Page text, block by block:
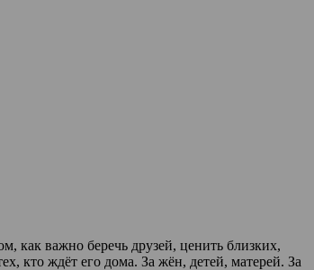
как важно беречь друзей, ценить близких,
кто ждёт его дома. За жён, детей, матерей. За